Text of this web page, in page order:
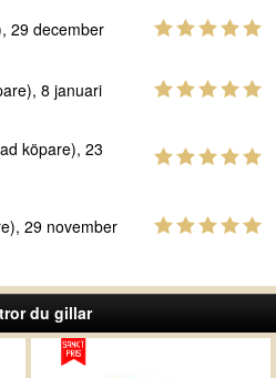
29 december
8 januari
köpare), 23
29 november
du gillar